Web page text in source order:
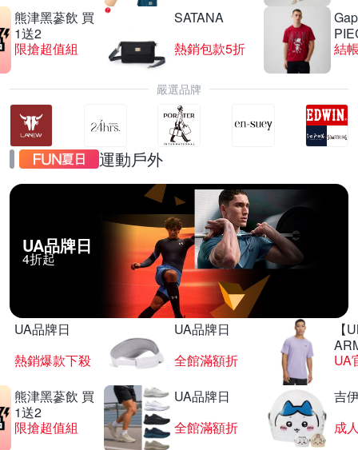
熊津黑蔘飲 買
1送2
限搶超值組
SATANA
熱銷包款5折
結
嚴選品牌
運動戶外
UA品牌日
4折起
UA品牌日
熱銷爆款下殺
UA品牌日
全館滿額折
【
UA
熊津黑蔘飲 買
1送2
限搶超值組
UA品牌日
全館滿額折
吉